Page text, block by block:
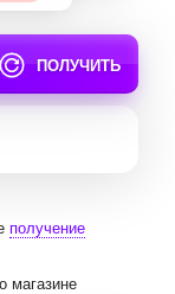
ПОЛУЧИТЬ
получение
магазине